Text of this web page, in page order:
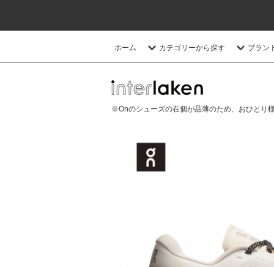
ホーム カテゴリーから探す ブラン
※Onのシューズの在個が品薄のため、おひとり